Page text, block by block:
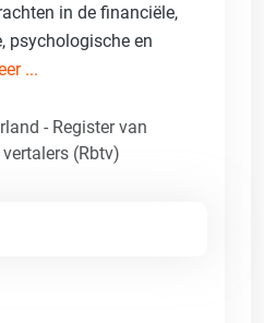
in de financiële,
psychologische en
...
- Register van
(Rbtv)